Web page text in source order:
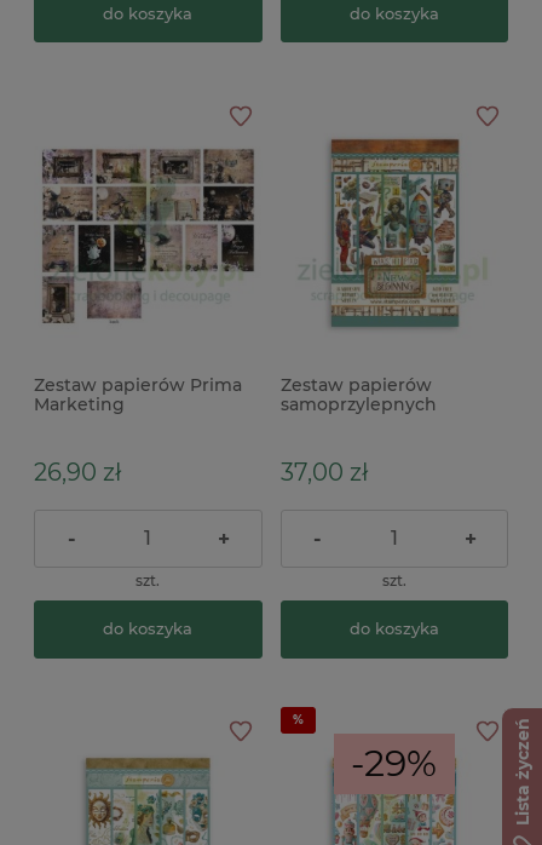
do koszyka do koszyka
Zestaw papierów Prima
Marketing
26,90 zł
- +
szt.
do koszyka
Zestaw papierów
samoprzylepnych
37,00 zł
- +
szt.
do koszyka
-29% Lista życzeń